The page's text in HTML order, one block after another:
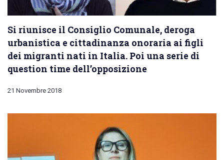
Si riunisce il Consiglio Comunale, deroga
urbanistica e cittadinanza onoraria ai figli
dei migranti nati in Italia. Poi una serie di
question time dell’opposizione
21 Novembre 2018